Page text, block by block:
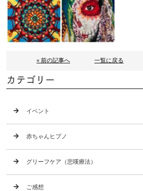
« 前の記事へ 一覧に戻る
カテゴリー
イベント
赤ちゃんヒプノ
グリーフケア（悲嘆療法）
ご感想